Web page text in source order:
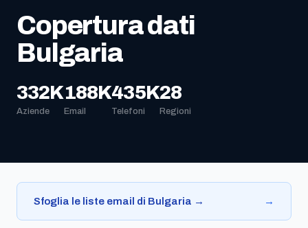
Accedi
Ottieni 100 lead gratis
Copertura dati
Bulgaria
332K
Aziende
188K
Email
435K
Telefoni
28
Regioni
Sfoglia le liste email di Bulgaria → →